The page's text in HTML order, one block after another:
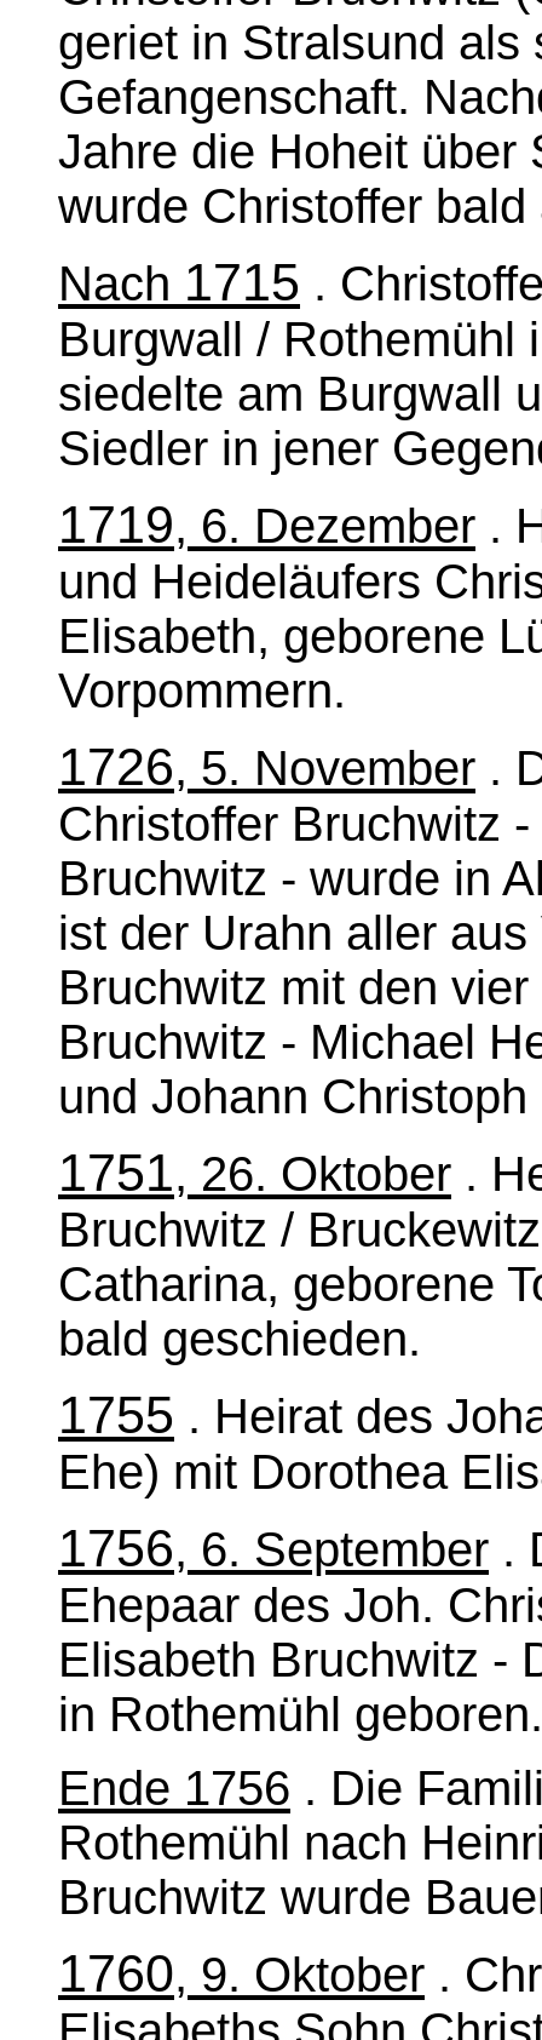
geriet in Stralsund
Gefangenschaft.
Jahre die Hoheit über
wurde Christoffer
Nach 1715 .
Burgwall / Rothemühl
siedelte am Burgwall
Siedler in jener
1719, 6. Dezember .
und Heideläufers
Elisabeth, geborene
Vorpommern.
1726, 5. November .
Christoffer Bruchwitz
Bruchwitz - wurde in
ist der Urahn aller
Bruchwitz mit den
Bruchwitz - Michael
und Johann
1751, 26. Oktober .
Bruchwitz /
Catharina, geborene
bald geschieden.
1755 . Heirat des
Ehe) mit Dorothea
1756, 6. September .
Ehepaar des Joh.
Elisabeth Bruchwitz -
in Rothemühl geboren.
Ende 1756 . Die
Rothemühl nach
Bruchwitz wurde
1760, 9. Oktober .